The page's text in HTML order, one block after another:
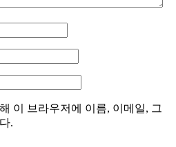
이 브라우저에 이름, 이메일, 그
.